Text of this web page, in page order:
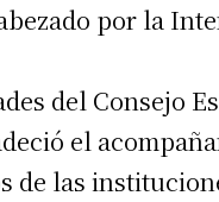
por la
del Consejo
el
las